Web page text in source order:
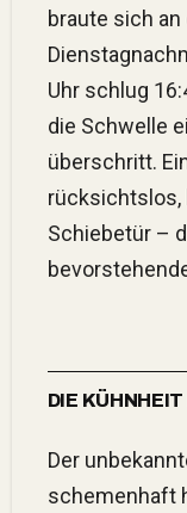
braute sich
Uhr schlug
die Schwelle
überschritt.
rücksichtslos,
Schiebetür –
DIE
Der unbekannte Täter, dessen Gestalt nur
schemenhaft